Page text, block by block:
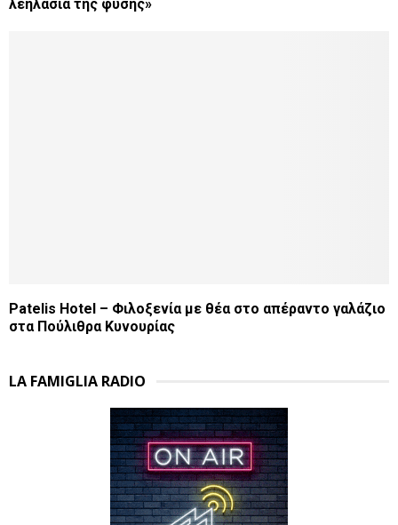
λεηλασία της φύσης»
Patelis Hotel – Φιλοξενία με θέα στο απέραντο γαλάζιο
στα Πούλιθρα Κυνουρίας
LA FAMIGLIA RADIO